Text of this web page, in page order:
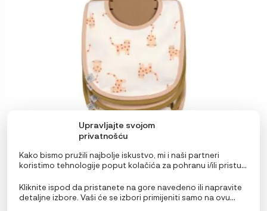
Upravljajte svojom
privatnošću
Kako bismo pružili najbolje iskustvo, mi i naši partneri
koristimo tehnologije poput kolačića za pohranu i/ili pristup
omogućit će nama i našim partnerima obradu osobnih
podataka kao što su ponašanje pri pregledavanju ili
jedinstveni ID-ovi na ovoj stranici i prikazujemo
Kliknite ispod da pristanete na gore navedeno ili napravite
detaljne izbore. Vaši će se izbori primijeniti samo na ovu
Lässig Set Podbradnjaka 5 kom Little Mateys
narančasti
IZVORNA
29,95€TRENUTNA
23,96€